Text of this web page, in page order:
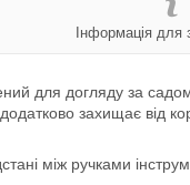
Інформація для
для догляду за
захищає від
між ручками